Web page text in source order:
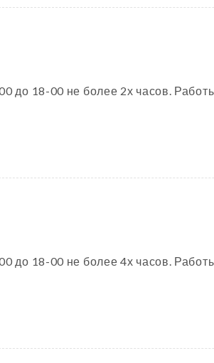
до 18-00 не более 2х часов.
до 18-00 не более 4х часов.